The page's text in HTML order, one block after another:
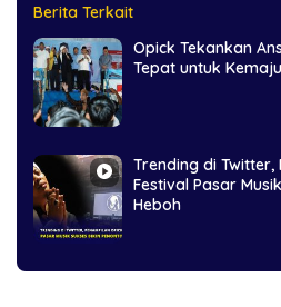
Berita Terkait
Opick Tekankan
Tepat untuk
Trending di Twitter,
Festival Pasar
Heboh